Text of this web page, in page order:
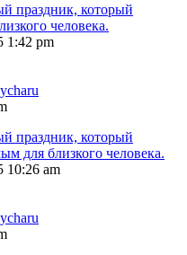
праздник, который
человека.
1:42 pm
ycharu
праздник, который
для близкого человека.
10:26 am
ycharu